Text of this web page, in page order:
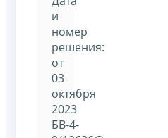
и
номер
решения:
от
03
октября
2023
БВ-4-